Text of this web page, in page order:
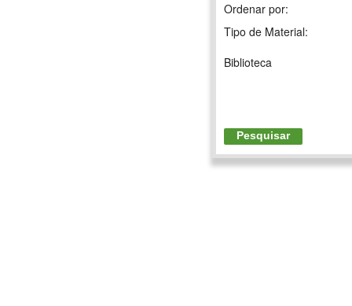
Ordenar por:
Tipo de Material:
Biblioteca
Pesquisar